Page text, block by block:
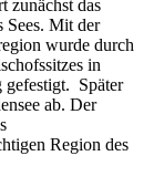
zunächst das
Sees. Mit der
wurde durch
in
gefestigt. Später
ab. Der
Region des